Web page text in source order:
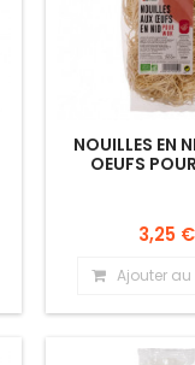
NOUILLES EN
OEUFS
3,25 €
Ajouter